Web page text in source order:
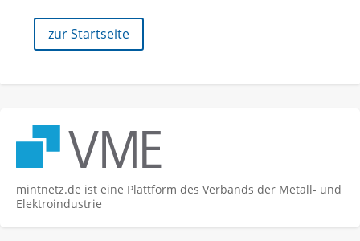
zur Startseite
mintnetz.de ist eine Plattform des Verbands der Metall- und
Elektroindustrie